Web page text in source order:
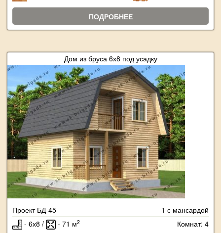
ПОДРОБНЕЕ
Дом из бруса 6х8 под усадку
Проект БД-45
1 с мансардой
- 6х8 /
- 71 м2 Комнат: 4